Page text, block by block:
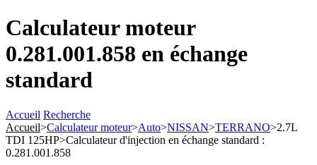
Calculateur moteur
0.281.001.858 en échange
standard
Accueil Recherche
Accueil>Calculateur moteur>Auto>NISSAN>TERRANO>2.7L
TDI 125HP>Calculateur d'injection en échange standard :
0.281.001.858